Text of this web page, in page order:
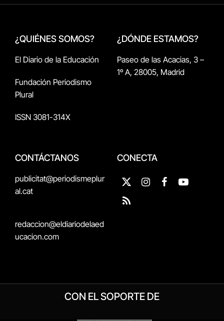
¿QUIÉNES SOMOS?
El Diario de la Educación
Fundación Periodismo
Plural
ISSN 3081-314X
¿DÓNDE ESTAMOS?
Paseo de las Acacias, 3 –
1º A, 28005, Madrid
CONTÁCTANOS
publicitat@periodismeplur
al.cat
redaccion@eldiariodelaed
ucacion.com
CONECTA
X
(Twitter)
InstagramFacebookYouTube
RSS
CON EL SOPORTE DE